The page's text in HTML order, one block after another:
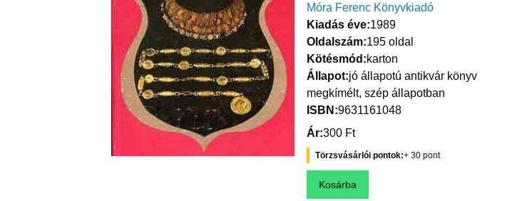
Móra Ferenc Könyvkiadó
Kiadás éve 1989
Oldalszám 195 oldal
Kötésmód karton
Állapot jó állapotú antikvár könyv
megkímélt, szép állapotban
ISBN 9631161048
Ár 300 Ft
Törzsvásárlói pontok 30